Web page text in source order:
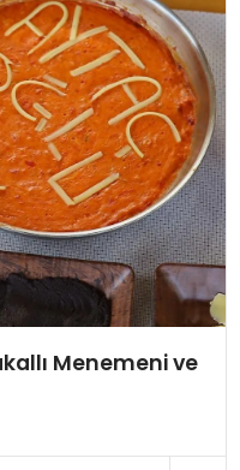
Menemeni ve